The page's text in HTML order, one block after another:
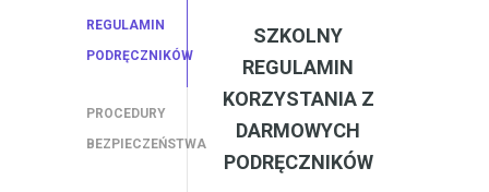
REGULAMIN
PODRĘCZNIKÓW
PROCEDURY
BEZPIECZEŃSTWA
SZKOLNY
REGULAMIN
KORZYSTANIA Z
DARMOWYCH
PODRĘCZNIKÓW